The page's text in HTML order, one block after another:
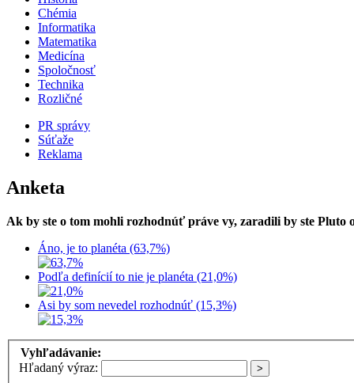
Chémia
Informatika
Matematika
Medicína
Spoločnosť
Technika
Rozličné
PR správy
Súťaže
Reklama
Anketa
Ak by ste o tom mohli rozhodnúť práve vy, zaradili by ste Pluto
Áno, je to planéta (63,7%)
Podľa definícií to nie je planéta (21,0%)
Asi by som nevedel rozhodnúť (15,3%)
Vyhľadávanie:
Hľadaný výraz: